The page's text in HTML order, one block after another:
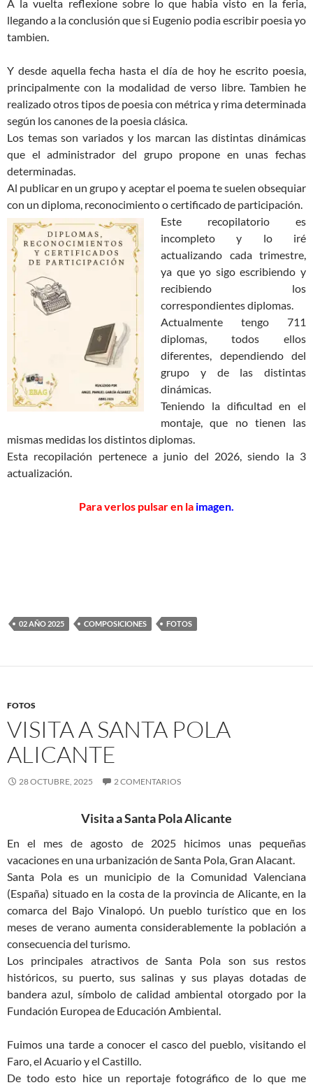
A la vuelta reflexione sobre lo que habia visto en la feria,
llegando a la conclusión que si Eugenio podia escribir poesia yo
tambien.
Y desde aquella fecha hasta el día de hoy he escrito poesia,
principalmente con la modalidad de verso libre. Tambien he
realizado otros tipos de poesia con métrica y rima determinada
según los canones de la poesia clásica.
Los temas son variados y los marcan las distintas dinámicas
que el admi­nistrador del grupo propone en unas fechas
determinadas.
Al publicar en un grupo y aceptar el poema te suelen obsequiar
con un diploma, reconocimiento o certificado de participación.
Este recopilatorio es
incompleto y lo iré
actualizando cada trimestre,
ya que yo sigo escribiendo y
recibiendo los
correspondientes diplomas.
Actualmente tengo 711
diplomas, todos ellos
diferentes, dependiendo del
grupo y de las distintas
dinámicas.
Teniendo la dificultad en el
montaje, que no tienen las
mismas medidas los distintos diplomas.
Esta recopilación pertenece a junio del 2026, siendo la 3
actualización.
Para verlos pulsar en la imagen.
02 AÑO 2025 COMPOSICIONES FOTOS
FOTOS
VISITA A SANTA POLA
ALICANTE
28 OCTUBRE, 2025 2 COMENTARIOS
Visita a Santa Pola Alicante
En el mes de agosto de 2025 hicimos unas pequeñas
vacaciones en una urbani­zación de Santa Pola, Gran Alacant.
Santa Pola es un municipio de la Comunidad Valenciana
(España) situado en la costa de la provincia de Alicante, en la
comarca del Bajo Vinalopó. Un pueblo turístico que en los
meses de verano aumenta considerablemente la población a
consecuencia del turismo.
Los principales atractivos de Santa Pola son sus restos
históricos, su puerto, sus salinas y sus playas dotadas de
bandera azul, símbolo de calidad ambiental otorgado por la
Fundación Europea de Educación Ambiental.
Fuimos una tarde a conocer el casco del pueblo, visitando el
Faro, el Acuario y el Castillo.
De todo esto hice un reportaje fotográfico de lo que me